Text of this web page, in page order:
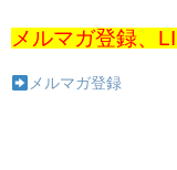
メルマガ登録、
メルマガ登録